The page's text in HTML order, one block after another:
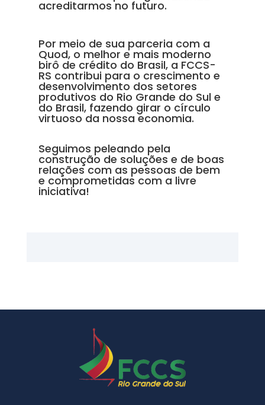
acreditarmos no futuro.
Por meio de sua parceria com a
Quod, o melhor e mais moderno
birô de crédito do Brasil, a FCCS-
RS contribui para o crescimento e
desenvolvimento dos setores
produtivos do Rio Grande do Sul e
do Brasil, fazendo girar o círculo
virtuoso da nossa economia.
Seguimos peleando pela
construção de soluções e de boas
relações com as pessoas de bem
e comprometidas com a livre
iniciativa!